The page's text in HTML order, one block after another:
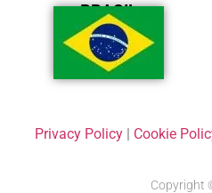
BRASIL
Privacy Policy| Cookie
Copyright